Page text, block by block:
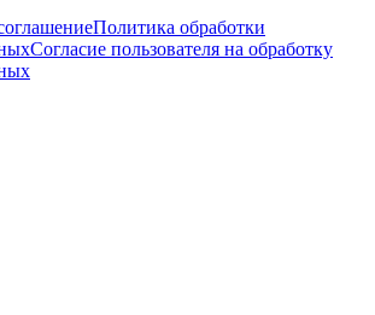
Политика обработки
Согласие пользователя на обработку